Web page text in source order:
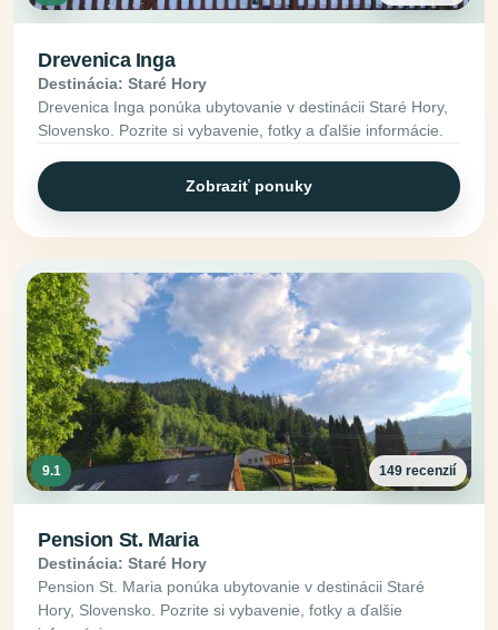
Drevenica Inga
Destinácia: Staré Hory
Drevenica Inga ponúka ubytovanie v destinácii Staré Hory,
Slovensko. Pozrite si vybavenie, fotky a ďalšie informácie.
Zobraziť ponuky
9.1 149 recenzií
Pension St. Maria
Destinácia: Staré Hory
Pension St. Maria ponúka ubytovanie v destinácii Staré
Hory, Slovensko. Pozrite si vybavenie, fotky a ďalšie